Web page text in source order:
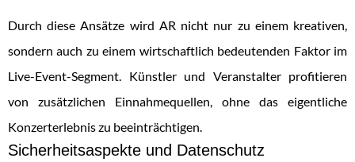
Durch diese Ansätze wird AR nicht nur zu einem kreativen,
sondern auch zu einem wirtschaftlich bedeutenden Faktor im
Live-Event-Segment. Künstler und Veranstalter profitieren
von zusätzlichen Einnahmequellen, ohne das eigentliche
Konzerterlebnis zu beeinträchtigen.
Sicherheitsaspekte und Datenschutz